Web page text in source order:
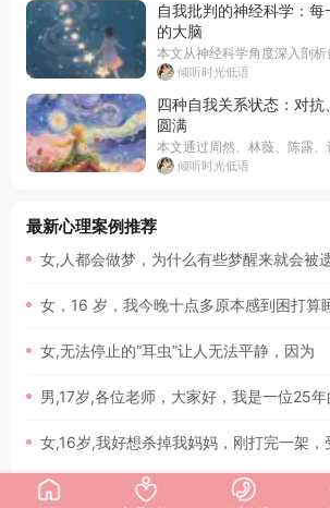
自我批判的神经科学：
的大脑
本文从神经科学角度深入剖
倾听时光低语
四种自我关系状态：对
圆满
本文通过周然、林薇、陈露
倾听时光低语
最新心理案例推荐
女,人都会做梦，为什么有些梦醒来就会被
女，16 岁，我今晚十点多原本感到困打算
女,无法停止的“耳虫”让人无法平静，因为
男,17岁,各位老师，大家好，我是一位25年
女,16岁,我好想杀掉我妈妈，刚打完一架，
首页 > 心理文章